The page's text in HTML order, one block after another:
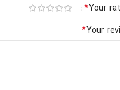
Your
*
Your
*